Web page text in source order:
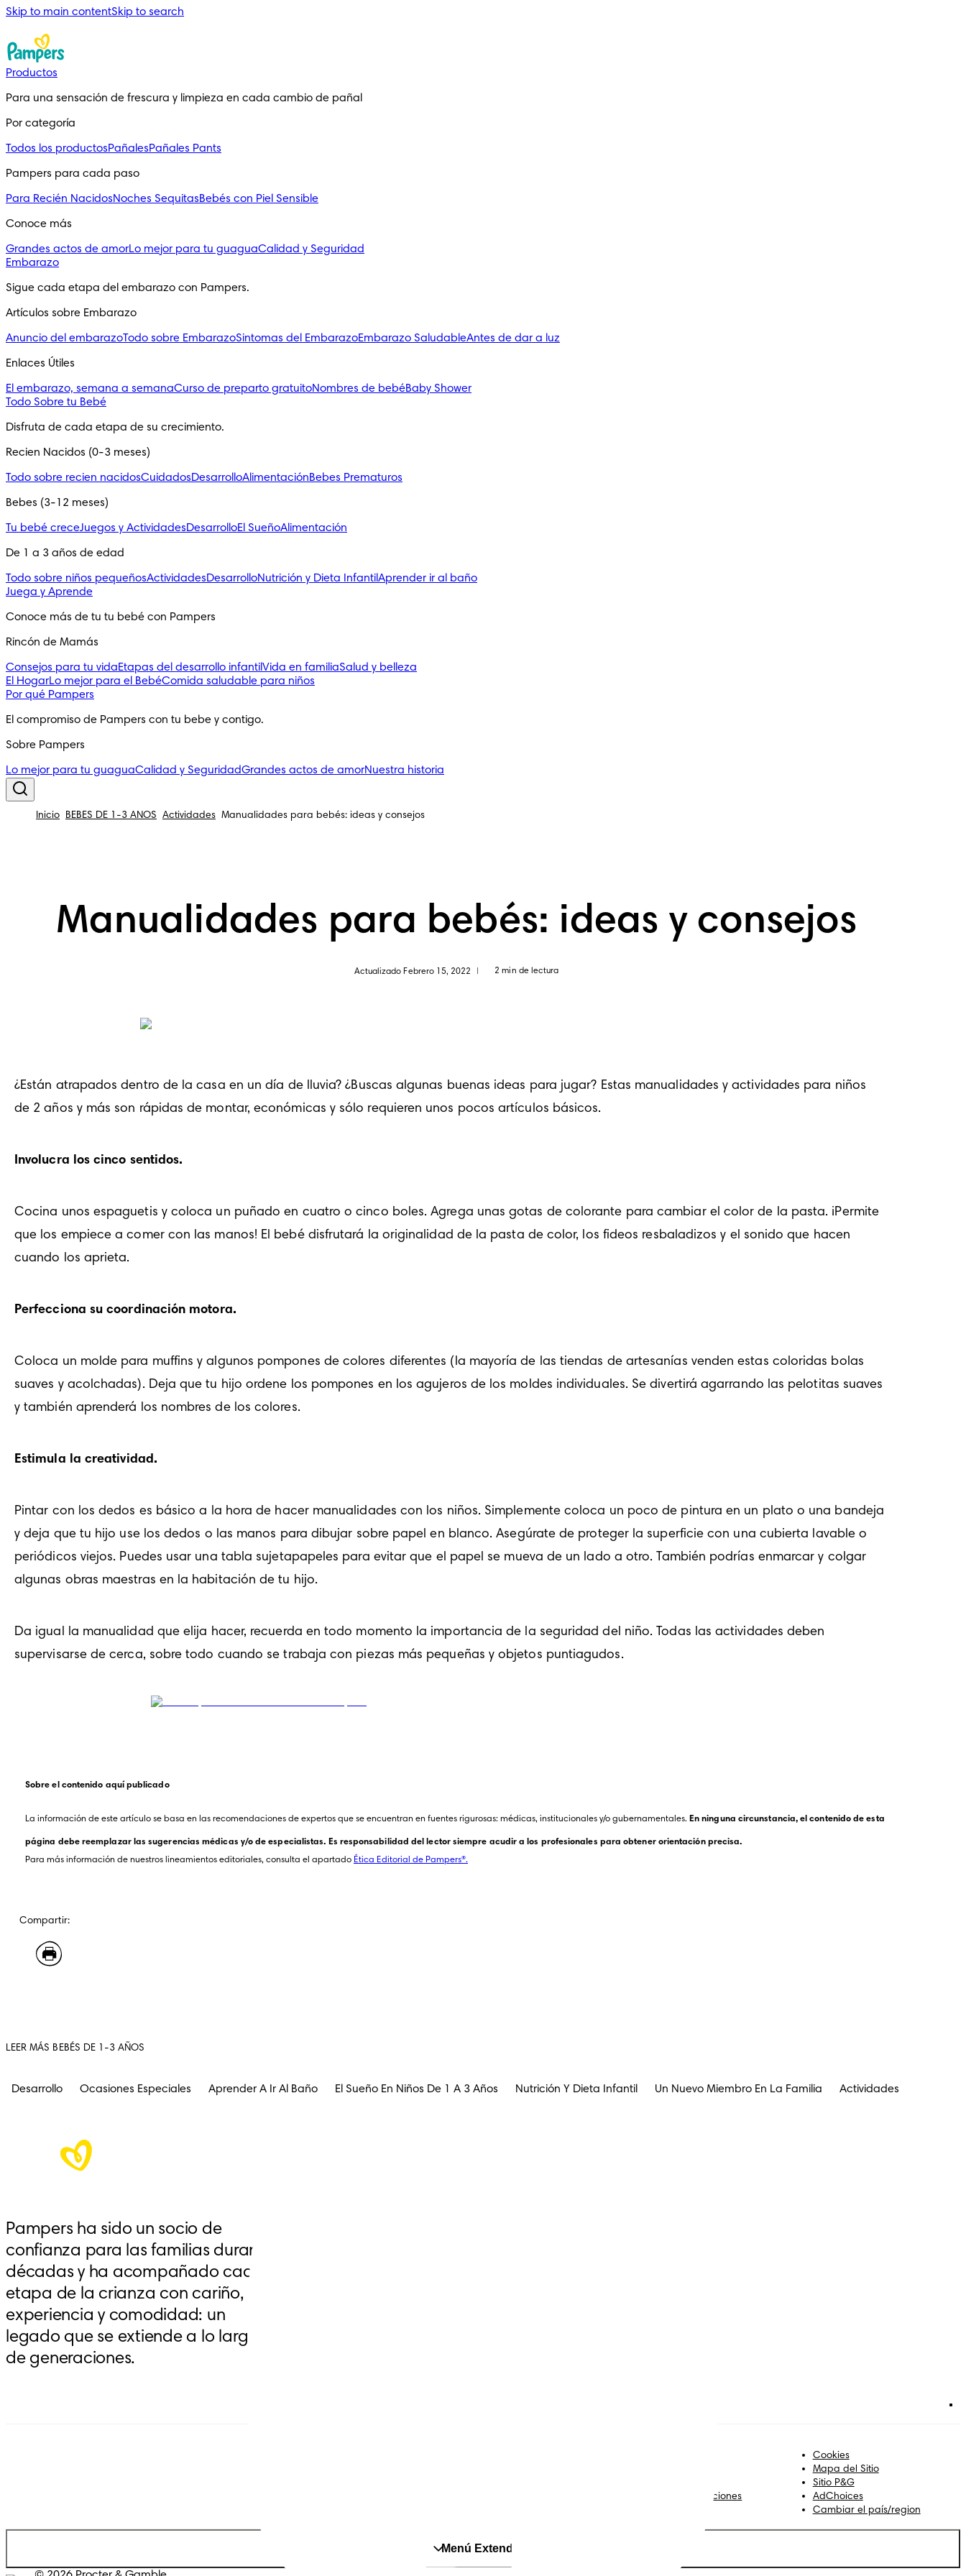
Skip to main contentSkip to search
Productos
Para una sensación de frescura y limpieza en cada cambio de pañal
Por categoría
Todos los productosPañalesPañales Pants
Pampers para cada paso
Para Recién NacidosNoches SequitasBebés con Piel Sensible
Conoce más
Grandes actos de amorLo mejor para tu guaguaCalidad y Seguridad
Embarazo
Sigue cada etapa del embarazo con Pampers.
Artículos sobre Embarazo
Anuncio del embarazoTodo sobre EmbarazoSintomas del EmbarazoEmbarazo SaludableAntes de dar a luz
Enlaces Útiles
El embarazo, semana a semanaCurso de preparto gratuitoNombres de bebéBaby Shower
Todo Sobre tu Bebé
Disfruta de cada etapa de su crecimiento.
Recien Nacidos (0-3 meses)
Todo sobre recien nacidosCuidadosDesarrolloAlimentaciónBebes Prematuros
Bebes (3-12 meses)
Tu bebé creceJuegos y ActividadesDesarrolloEl SueñoAlimentación
De 1 a 3 años de edad
Todo sobre niños pequeñosActividadesDesarrolloNutrición y Dieta InfantilAprender ir al baño
Juega y Aprende
Conoce más de tu tu bebé con Pampers
Rincón de Mamás
Consejos para tu vidaEtapas del desarrollo infantilVida en familiaSalud y belleza
El HogarLo mejor para el BebéComida saludable para niños
Por qué Pampers
El compromiso de Pampers con tu bebe y contigo.
Sobre Pampers
Lo mejor para tu guaguaCalidad y SeguridadGrandes actos de amorNuestra historia
Inicio BEBÉS DE 1-3 AÑOS Actividades Manualidades para bebés: ideas y consejos
Manualidades para bebés: ideas y consejos
Actualizado Febrero 15, 2022 2 min de lectura
¿Están atrapados dentro de la casa en un día de lluvia? ¿Buscas algunas buenas ideas para jugar? Estas manualidades y actividades para niños
de 2 años y más son rápidas de montar, económicas y sólo requieren unos pocos artículos básicos.
Involucra los cinco sentidos.
Cocina unos espaguetis y coloca un puñado en cuatro o cinco boles. Agrega unas gotas de colorante para cambiar el color de la pasta. ¡Permite
que los empiece a comer con las manos! El bebé disfrutará la originalidad de la pasta de color, los fideos resbaladizos y el sonido que hacen
cuando los aprieta.
Perfecciona su coordinación motora.
Coloca un molde para muffins y algunos pompones de colores diferentes (la mayoría de las tiendas de artesanías venden estas coloridas bolas
suaves y acolchadas). Deja que tu hijo ordene los pompones en los agujeros de los moldes individuales. Se divertirá agarrando las pelotitas suaves
y también aprenderá los nombres de los colores.
Estimula la creatividad.
Pintar con los dedos es básico a la hora de hacer manualidades con los niños. Simplemente coloca un poco de pintura en un plato o una bandeja
y deja que tu hijo use los dedos o las manos para dibujar sobre papel en blanco. Asegúrate de proteger la superficie con una cubierta lavable o
periódicos viejos. Puedes usar una tabla sujetapapeles para evitar que el papel se mueva de un lado a otro. También podrías enmarcar y colgar
algunas obras maestras en la habitación de tu hijo.
Da igual la manualidad que elija hacer, recuerda en todo momento la importancia de la seguridad del niño. Todas las actividades deben
supervisarse de cerca, sobre todo cuando se trabaja con piezas más pequeñas y objetos puntiagudos.
Sobre el contenido aquí publicado
La información de este artículo se basa en las recomendaciones de expertos que se encuentran en fuentes rigurosas: médicas, institucionales y/o gubernamentales. En ninguna circunstancia, el contenido de esta
página debe reemplazar las sugerencias médicas y/o de especialistas. Es responsabilidad del lector siempre acudir a los profesionales para obtener orientación precisa.
Para más información de nuestros lineamientos editoriales, consulta el apartado Ética Editorial de Pampers®.
Compartir:
LEER MÁS BEBÉS DE 1-3 AÑOS
Desarrollo Ocasiones Especiales Aprender A Ir Al Baño El Sueño En Niños De 1 A 3 Años Nutrición Y Dieta Infantil Un Nuevo Miembro En La Familia Actividades
Pampers ha sido un socio de
confianza para las familias durante
décadas y ha acompañado cada
etapa de la crianza con cariño,
experiencia y comodidad: un
legado que se extiende a lo largo
de generaciones.
Terminos y condiciones
Cookies
Mapa del Sitio
Sitio P&G
AdChoices
Cambiar el país/region
Menú Extendido